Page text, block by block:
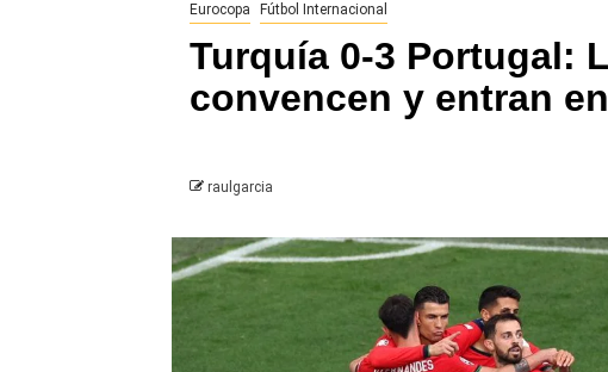
Eurocopa Fútbol Internacional
Turquía 0-3 Portugal:
convencen y entran
raulgarcia